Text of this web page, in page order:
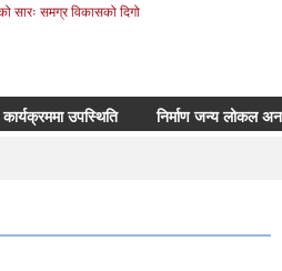
सारः समग्र विकासको दिगो
उपस्थिति निर्माण जन्य लोकल अनग्रेडेड